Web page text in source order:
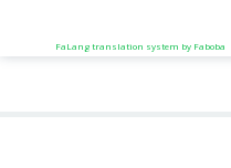
FaLang translation system by Faboba